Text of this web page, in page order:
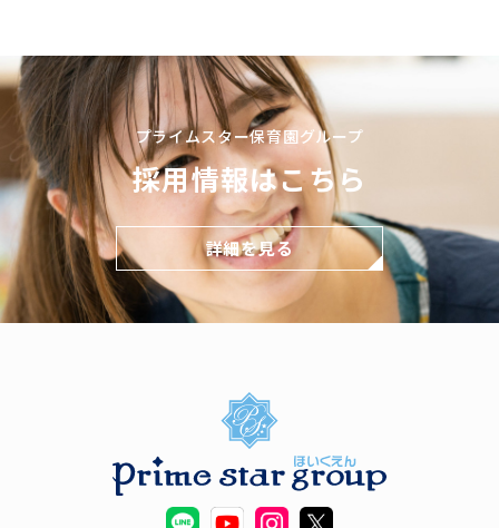
プライムスター保育園グループ
採用情報はこちら
詳細を見る